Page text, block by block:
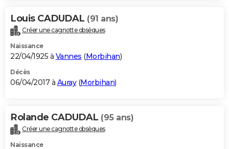
Louis CADUDAL (91 ans)
Créer une cagnotte obsèques
Naissance
22/04/1925 à Vannes (Morbihan)
Décès
06/04/2017 à Auray(Morbihan)
Rolande CADUDAL (95 ans)
Créer une cagnotte obsèques
Naissance